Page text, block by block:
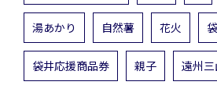
湯あかり 自然薯 花火
袋井応援商品券 親子 遠州三